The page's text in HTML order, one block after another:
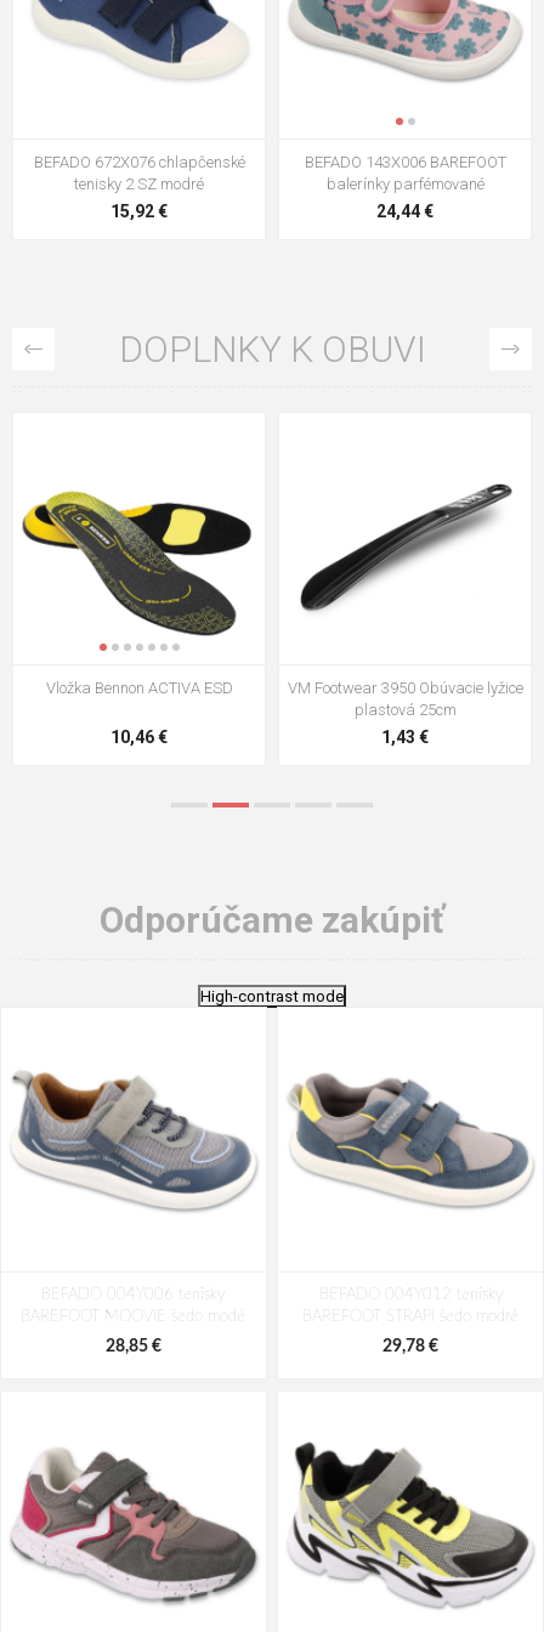
BEFADO 672X076 chlapčenské
tenisky 2 SZ modré
15,92 €
BEFADO 143X006 BAREFOOT
balerínky parfémované
24,44 €
DOPLNKY K OBUVI
Vložka Bennon ACTIVA ESD
10,46 €
VM Footwear 3950 Obúvacie lyžice
plastová 25cm
1,43 €
Odporúčame zakúpiť
High-contrast mode
BEFADO 004Y006 tenisky
BAREFOOT MOOVIE šedo modé
28,85 €
BEFADO 004Y012 tenisky
BAREFOOT STRAPI šedo modré
29,78 €